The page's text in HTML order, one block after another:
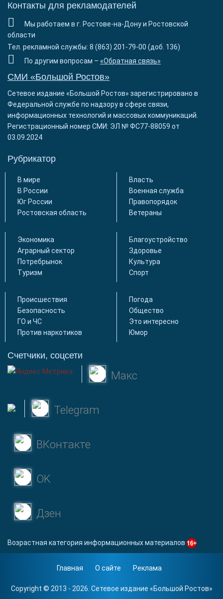
Контакты для рекламодателей
Мы работаем в г. Ростове-на-Дону и Ростовской
области
Тел. рекламной службы: 8 (863) 201-79-00 (доб. 136)
По другим вопросам – «Обратная связь»
СМИ «Большой Ростов»
Сетевое издание «Большой Ростов» зарегистрировано в
Федеральной службе по надзору в сфере связи,
информационных технологий и массовых коммуникаций.
Регистрационный номер СМИ: ЭЛ № ФС77-88059 от
03.09.2024
Рубрикатор
В мире
В России
Юг России
Ростовская область
Власть
Военная служба
Правопорядок
Ветераны
Экономика
Аграрный сектор
Потребрынок
Туризм
Благоустройство
Здоровье
Культура
Спорт
Происшествия
Безопасность
ГО и ЧС
Против наркотиков
Погода
Общество
Это интересно
Юмор
Счетчики, соцсети
Макс
Telegram
ВКонтакте
OK
Дзен
Возрастная категория информационных материалов
Главная О сайте Реклама
Copyright © 2013 - 2026. Сетевое издание «Большой Ростов»